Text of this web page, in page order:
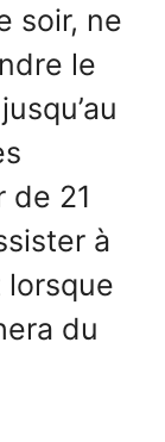
soir, ne
le
de 21
à
du